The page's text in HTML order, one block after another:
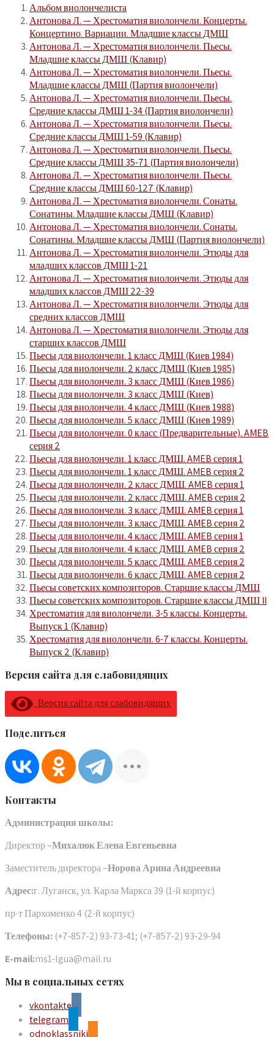
Альбом виолончелиста
Антонова Л. — Хрестоматия виолончели. Концерты.
Концертино. Вариации. Младшие классы ДМШ
Антонова Л. — Хрестоматия виолончели. Пьесы.
Младшие классы ДМШ (Клавир)
Антонова Л. — Хрестоматия виолончели. Пьесы.
Младшие классы ДМШ (Партия виолончели)
Антонова Л. — Хрестоматия виолончели. Пьесы.
Средние классы ДМШ 1-34 (Партия виолончели)
Антонова Л. — Хрестоматия виолончели. Пьесы.
Средние классы ДМШ 1-59 (Клавир)
Антонова Л. — Хрестоматия виолончели. Пьесы.
Средние классы ДМШ 35-71 (Партия виолончели)
Антонова Л. — Хрестоматия виолончели. Пьесы.
Средние классы ДМШ 60-127 (Клавир)
Антонова Л. — Хрестоматия виолончели. Сонаты.
Сонатины. Младшие классы ДМШ (Клавир)
Антонова Л. — Хрестоматия виолончели. Сонаты.
Сонатины. Младшие классы ДМШ (Партия виолончели)
Антонова Л. — Хрестоматия виолончели. Этюды для
младших классов ДМШ 1-21
Антонова Л. — Хрестоматия виолончели. Этюды для
младших классов ДМШ 22-39
Антонова Л. — Хрестоматия виолончели. Этюды для
средних классов ДМШ
Антонова Л. — Хрестоматия виолончели. Этюды для
старших классов ДМШ
Пьесы для виолончели. 1 класс ДМШ (Киев 1984)
Пьесы для виолончели. 2 класс ДМШ (Киев 1985)
Пьесы для виолончели. 3 класс ДМШ (Киев 1986)
Пьесы для виолончели. 3 класс ДМШ (Киев)
Пьесы для виолончели. 4 класс ДМШ (Киев 1988)
Пьесы для виолончели. 5 класс ДМШ (Киев 1989)
Пьесы для виолончели. 0 класс (Предварительные). AMEB
серия 2
Пьесы для виолончели. 1 класс ДМШ. AMEB серия 1
Пьесы для виолончели. 1 класс ДМШ. AMEB серия 2
Пьесы для виолончели. 2 класс ДМШ. AMEB серия 1
Пьесы для виолончели. 2 класс ДМШ. AMEB серия 2
Пьесы для виолончели. 3 класс ДМШ. AMEB серия 1
Пьесы для виолончели. 3 класс ДМШ. AMEB серия 2
Пьесы для виолончели. 4 класс ДМШ. AMEB серия 1
Пьесы для виолончели. 4 класс ДМШ. AMEB серия 2
Пьесы для виолончели. 5 класс ДМШ. AMEB серия 2
Пьесы для виолончели. 6 класс ДМШ. AMEB серия 2
Пьесы советских композиторов. Старшие классы ДМШ
Пьесы советских композиторов. Старшие классы ДМШ II
Хрестоматия для виолончели. 3-5 классы. Концерты.
Выпуск 1 (Клавир)
Хрестоматия для виолончели. 6-7 классы. Концерты.
Выпуск 2 (Клавир)
Версия сайта для слабовидящих
Версия сайта для слабовидящих
Поделиться
Контакты
Администрация школы:
Директор –Михалюк Елена Евгеньевна
Заместитель директора –Норова Арина Андреевна
Адрес:г. Луганск, ул. Карла Маркса 39 (1-й корпус)
пр-т Пархоменко 4 (2-й корпус)
Телефоны: (+7-857-2) 93-73-41; (+7-857-2) 93-29-94
E-mail:ms1-lgua@mail.ru
Мы в социальных сетях
vkontakte
telegram
odnoklassniki